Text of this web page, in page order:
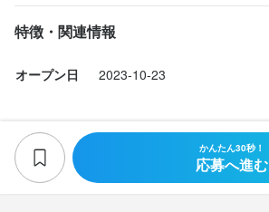
特徴・関連情報
オープン日 2023-10-23
かんたん30秒！
応募へ進む